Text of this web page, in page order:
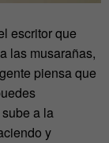
escritor que
las musarañas,
piensa que
a la
y